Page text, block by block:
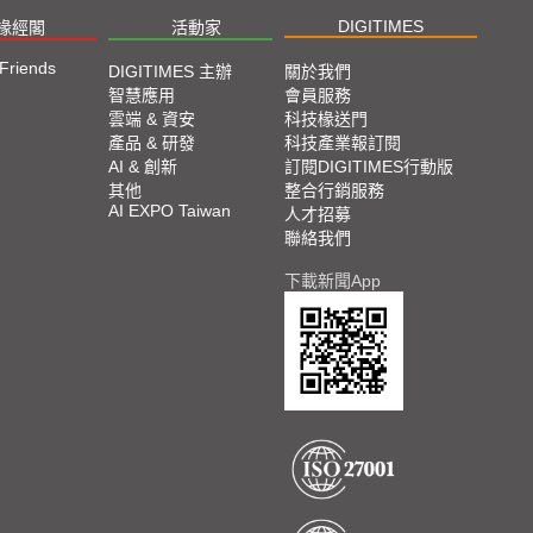
2023台北國際自動化工業大展展會精選
2023台北國際電腦展COMPUTEX TAIPEI 展會精
經閣 活動家 DIGITIMES
DIGITIMES 主辦
智慧應用
雲端 & 資安
產品 & 研發
AI & 創新
其他
AI EXPO Taiwan
關於我們
會員服務
科技椽送門
科技產業報訂閱
訂閱DIGITIMES行動版
整合行銷服務
人才招募
聯絡我們
下載新聞App